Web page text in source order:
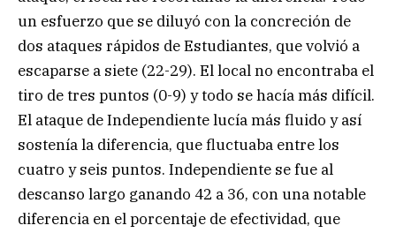
un esfuerzo que se diluyó con la concreción de
dos ataques rápidos de Estudiantes, que volvió a
escaparse a siete (22-29). El local no encontraba el
tiro de tres puntos (0-9) y todo se hacía más difícil.
El ataque de Independiente lucía más fluido y así
sostenía la diferencia, que fluctuaba entre los
cuatro y seis puntos. Independiente se fue al
descanso largo ganando 42 a 36, con una notable
diferencia en el porcentaje de efectividad, que